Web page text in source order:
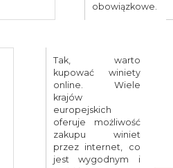
obowiązkowe.
Tak, warto
kupować winiety
online. Wiele
krajów
europejskich
oferuje możliwość
zakupu winiet
przez internet, co
jest wygodnym i